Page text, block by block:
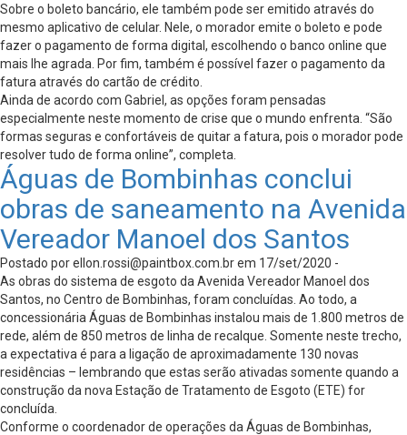
Sobre o boleto bancário, ele também pode ser emitido através do
mesmo aplicativo de celular. Nele, o morador emite o boleto e pode
fazer o pagamento de forma digital, escolhendo o banco online que
mais lhe agrada. Por fim, também é possível fazer o pagamento da
fatura através do cartão de crédito.
Ainda de acordo com Gabriel, as opções foram pensadas
especialmente neste momento de crise que o mundo enfrenta. “São
formas seguras e confortáveis de quitar a fatura, pois o morador pode
resolver tudo de forma online”, completa.
Águas de Bombinhas conclui
obras de saneamento na Avenida
Vereador Manoel dos Santos
Postado porellon.rossi@paintbox.com.brem 17/set/2020 -
As obras do sistema de esgoto da Avenida Vereador Manoel dos
Santos, no Centro de Bombinhas, foram concluídas. Ao todo, a
concessionária Águas de Bombinhas instalou mais de 1.800 metros de
rede, além de 850 metros de linha de recalque. Somente neste trecho,
a expectativa é para a ligação de aproximadamente 130 novas
residências – lembrando que estas serão ativadas somente quando a
construção da nova Estação de Tratamento de Esgoto (ETE) for
concluída.
Conforme o coordenador de operações da Águas de Bombinhas,